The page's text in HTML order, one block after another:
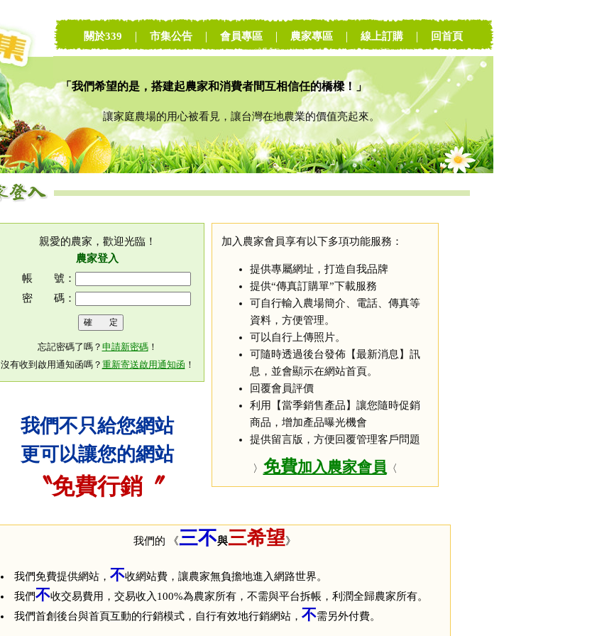
「我們希望的是，搭建起農家和消費者間互相信任的橋樑！」
讓家庭農場的用心被看見，讓台灣在地農業的價值亮起來。
關於339 市集公告 會員專區 農家專區 線上訂購 回首頁
親愛的農家，歡迎光臨！
農家登入
帳 號：
密 碼：
忘記密碼了嗎？ 申請新密碼！
沒有收到啟用通知函嗎？ 重新寄送啟用通知函 ！
我們不只給您網站
更可以讓您的網站
〝免費行銷〞
加入農家會員享有以下多項功能服務：
提供專屬網址，打造自我品牌
提供“傳真訂購單”下載服務
可自行輸入農場簡介、電話、傳真等
資料，方便管理。
可以自行上傳照片。
可隨時透過後台發佈【最新消息】訊
息，並會顯示在網站首頁。
回覆會員評價
利用【當季銷售產品】讓您隨時促銷
商品，增加產品曝光機會
提供留言版，方便回覆管理客戶問題
〉 免費加入農家會員 〈
我們的 《三不與三希望》
我們免費提供網站，不收網站費，讓農家無負擔地進入網路世界。
我們不收交易費用，交易收入100%為農家所有，不需與平台拆帳，利潤全歸農家所有。
我們首創後台與首頁互動的行銷模式，自行有效地行銷網站，不需另外付費。